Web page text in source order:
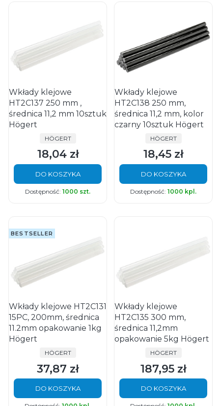
Wkłady klejowe
HT2C137 250 mm ,
średnica 11,2 mm 10sztuk
Högert
PRODUCENT
HÖGERT
Cena
18,04 zł
DO KOSZYKA
Dostępność: 1000 szt.
Wkłady klejowe
HT2C138 250 mm,
średnica 11,2 mm, kolor
czarny 10sztuk Högert
PRODUCENT
HÖGERT
Cena
18,45 zł
DO KOSZYKA
Dostępność: 1000 kpl.
BESTSELLER
Wkłady klejowe HT2C131
15PC, 200mm, średnica
11.2mm opakowanie 1kg
Högert
PRODUCENT
HÖGERT
Cena
37,87 zł
DO KOSZYKA
Wkłady klejowe
HT2C135 300 mm,
średnica 11,2mm
opakowanie 5kg Högert
PRODUCENT
HÖGERT
Cena
187,95 zł
DO KOSZYKA